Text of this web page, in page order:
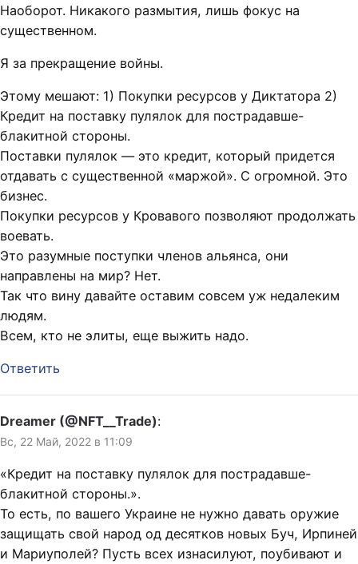
Наоборот. Никакого размытия, лишь фокус на
существенном.
Я за прекращение войны.
Этому мешают: 1) Покупки ресурсов у Диктатора 2)
Кредит на поставку пулялок для пострадавше-
блакитной стороны.
Поставки пулялок — это кредит, который придется
отдавать с существенной «маржой». С огромной. Это
бизнес.
Покупки ресурсов у Кровавого позволяют продолжать
воевать.
Это разумные поступки членов альянса, они
направлены на мир? Нет.
Так что вину давайте оставим совсем уж недалеким
людям.
Всем, кто не элиты, еще выжить надо.
Ответить
Dreamer (@NFT__Trade):
Вс, 22 Май, 2022 в 11:09
«Кредит на поставку пулялок для пострадавше-
блакитной стороны.».
То есть, по вашего Украине не нужно давать оружие
защищать свой народ од десятков новых Буч, Ирпиней
и Мариуполей? Пусть всех изнасилуют, поубивают и